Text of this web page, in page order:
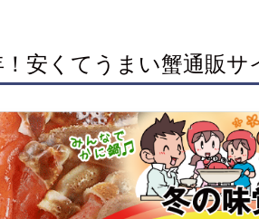
！安くてうまい蟹通販サ